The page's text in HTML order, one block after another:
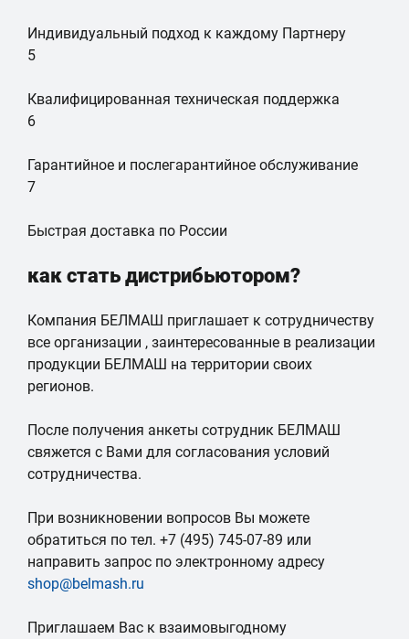
Индивидуальный подход к каждому Партнеру
5
Квалифицированная техническая поддержка
6
Гарантийное и послегарантийное обслуживание
7
Быстрая доставка по России
как стать дистрибьютором?
Компания БЕЛМАШ приглашает к сотрудничеству
все организации , заинтересованные в реализации
продукции БЕЛМАШ на территории своих
регионов.
После получения анкеты сотрудник БЕЛМАШ
свяжется с Вами для согласования условий
сотрудничества.
При возникновении вопросов Вы можете
обратиться по тел. +7 (495) 745-07-89 или
направить запрос по электронному адресу
shop@belmash.ru
Приглашаем Вас к взаимовыгодному